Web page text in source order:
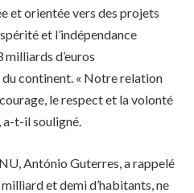
et orientée vers des projets
et l’indépendance
milliards d’euros
du continent. « Notre relation
le respect et la volonté
a-t-il souligné.
António Guterres, a rappelé
milliard et demi d’habitants, ne